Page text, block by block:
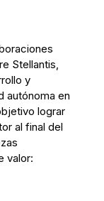
Stellantis,
y
autónoma en
lograr
al final del
valor: